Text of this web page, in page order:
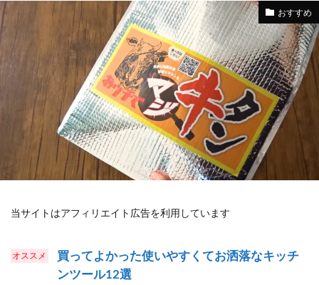
おすすめ
当サイトはアフィリエイト広告を利用しています
買ってよかった使いやすくてお洒落なキッチ
ンツール12選